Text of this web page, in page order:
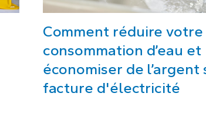
Comment réduire votre
consommation d’eau et
économiser de l’argent
facture d'électricité